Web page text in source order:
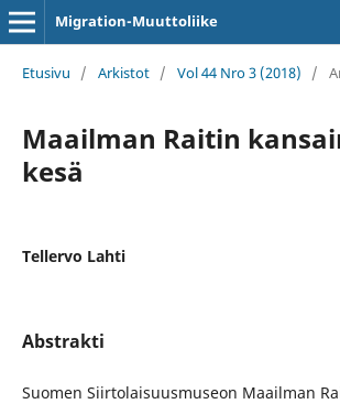
Migration-Muuttoliike
Etusivu / Arkistot / Vol 44 Nro 3 (2018) /
Maailman Raitin
kesä
Tellervo Lahti
Abstrakti
Suomen Siirtolaisuusmuseon Maailman